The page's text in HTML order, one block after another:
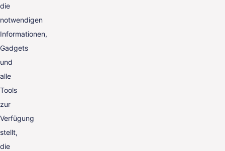
die
notwendigen
Informationen,
Gadgets
und
alle
Tools
zur
Verfügung
stellt,
die